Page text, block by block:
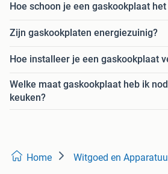
Hoe schoon je een gaskookplaat
Zijn gaskookplaten energiezuinig?
Hoe installeer je een gaskookplaat
Welke maat gaskookplaat heb ik
keuken?
Home Witgoed en